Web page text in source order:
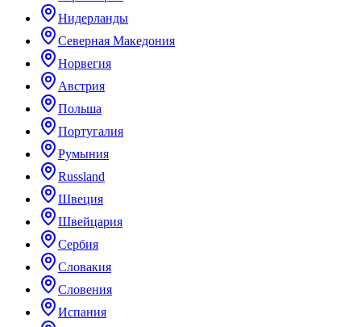
Нидерланды
Северная Македония
Норвегия
Австрия
Польша
Португалия
Румыния
Russland
Швеция
Швейцария
Сербия
Словакия
Словения
Испания